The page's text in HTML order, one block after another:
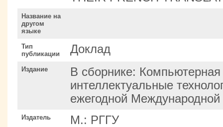
Название на
другом
языке
Тип
публикации
Доклад
Издание
В сборнике: Компьютерная
интеллектуальные
ежегодной
Издатель М.: РГГУ